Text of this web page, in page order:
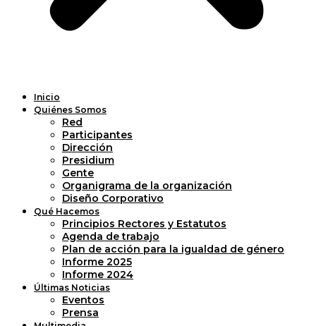
Inicio
Quiénes Somos
Red
Participantes
Dirección
Presidium
Gente
Organigrama de la organización
Diseño Corporativo
Qué Hacemos
Principios Rectores y Estatutos
Agenda de trabajo
Plan de acción para la igualdad de género
Informe 2025
Informe 2024
Últimas Noticias
Eventos
Prensa